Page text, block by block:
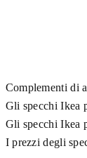
Complementi di
Gli specchi Ikea
Gli specchi Ikea
I prezzi degli